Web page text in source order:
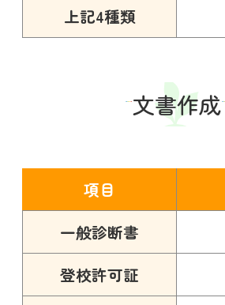
上記4種類
文書作成
項目
一般診断書
登校許可証